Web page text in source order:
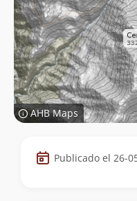
AHB Maps
Datos
de
Publicado el 26-